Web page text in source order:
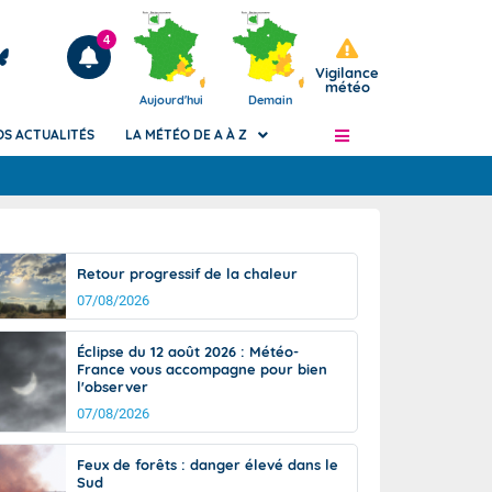
Articles
4
Aujourd'hui Demain
Vigilance
météo
de
Phénomènes dangereux de J+2 à J+7
Avertissement pluies intenses à l'échelle
des communes (Apic)
Bulletins Marine
Bulletins d'estimation du risque
d'avalanche
Météo des forêts
Vigicrues
ACTUALITÉS LA MÉTÉO DE A À Z
Retour progressif de la chaleur
07/08/2026
Éclipse du 12 août 2026 : Météo-
France vous accompagne pour bien
l'observer
07/08/2026
Feux de forêts : danger élevé dans le
Sud